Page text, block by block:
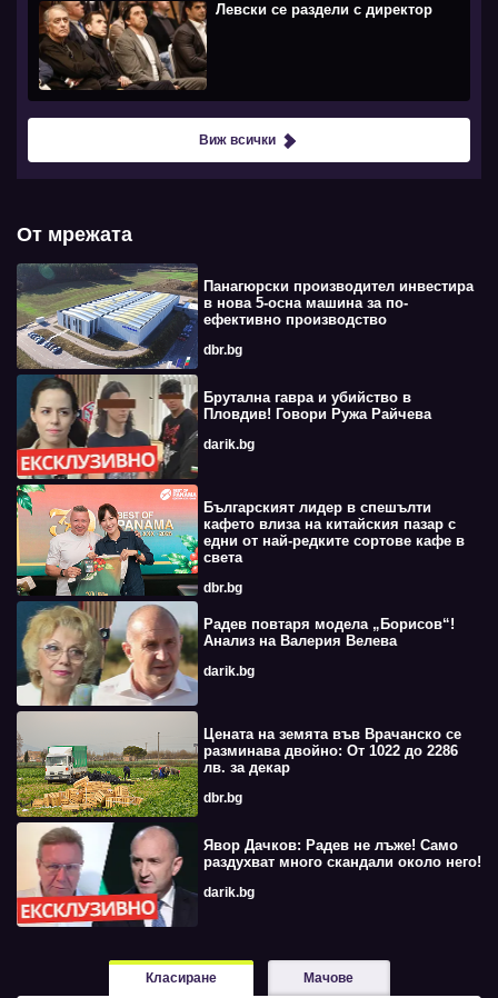
Левски се раздели с директор
Виж всички
От мрежата
Панагюрски производител инвестира
в нова 5-осна машина за по-
ефективно производство
dbr.bg
Брутална гавра и убийство в
Пловдив! Говори Ружа Райчева
darik.bg
Българският лидер в спешълти
кафето влиза на китайския пазар с
едни от най-редките сортове кафе в
света
dbr.bg
Радев повтаря модела „Борисов“!
Анализ на Валерия Велева
darik.bg
Цената на земята във Врачанско се
разминава двойно: От 1022 до 2286
лв. за декар
dbr.bg
Явор Дачков: Радев не лъже! Само
раздухват много скандали около него!
darik.bg
Класиране Мачове